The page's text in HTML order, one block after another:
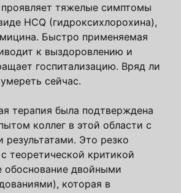
проявляет тяжелые симптомы
HCQ (гидроксихлорохина),
Быстро применяемая
к выздоровлению и
госпитализацию. Вряд ли
сейчас.
терапия была подтверждена
коллег в этой области с
Это резко
теоретической критикой
обоснование двойными
которая в